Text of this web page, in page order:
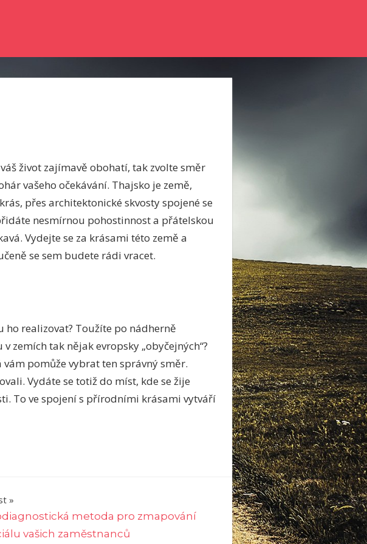
život zajímavě obohatí, tak zvolte směr
vašeho očekávání. Thajsko je země,
přes architektonické skvosty spojené se
nesmírnou pohostinnost a přátelskou
Vydejte se za krásami této země a
se sem budete rádi vracet.
ho realizovat? Toužíte po nádherně
zemích tak nějak evropsky „obyčejných“?
pomůže vybrat ten správný směr.
Vydáte se totiž do míst, kde se žije
To ve spojení s přírodními krásami vytváří
metoda pro zmapování
vašich zaměstnanců